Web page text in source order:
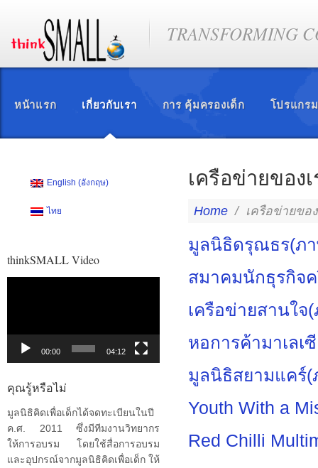
TRANSFORMING
หน้าแรก เกี่ยวกับเรา การ คุ้มครองเด็ก โปรแกร
English (อังกฤษ)
ไทย
thinkSMALL Video
00:00 04:12
คุณรู้หรือไม่
มูลนิธิคิดเพื่อเด็กได้จดทะเบียนในปี
ค.ศ. 2011 ซึ่งมีทีมงานวิทยากร
ให้การอบรม โดยใช้สื่อการอบรม
และอุปกรณ์จากมูลนิธิคิดเพื่อเด็ก ให้
เครือข่ายของ
Home / เครือข่ายของ
มูลนิธิดรุณธร(ภา
สมาคมนักธุรกิจ
เครือข่ายสานใจ
หอการค้ามาเลเ
มูลนิธิสยามแคร์(
Youth With a
Red Chilli